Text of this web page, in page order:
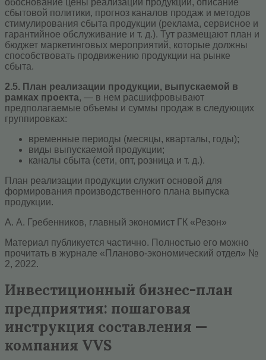
сбытовой политики, прогноз каналов продаж и методов
стимулирования сбыта продукции (реклама, сервисное и
гарантийное обслуживание и т. д.). Тут размещают план и
бюджет маркетинговых мероприятий, которые должны
способствовать продвижению продукции на рынке
сбыта.
2.5. План реализации продукции, выпускаемой в
рамках проекта, — в нем расшифровывают
предполагаемые объемы и суммы продаж в следующих
группировках:
временные периоды (месяцы, кварталы, годы);
виды выпускаемой продукции;
каналы сбыта (сети, опт, розница и т. д.).
План реализации продукции служит основой для
формирования производственного плана выпуска
продукции.
А. А. Гребенников, главный экономист ГК «Резон»
Материал публикуется частично. Полностью его можно
прочитать в журнале «Планово-экономический отдел» №
2, 2022.
Инвестиционный бизнес-план
предприятия: пошаговая
инструкция составления —
компания VVS